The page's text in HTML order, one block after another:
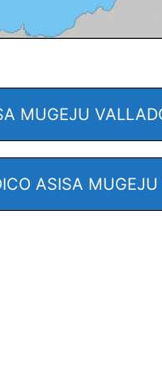
MUGEJU
ASISA